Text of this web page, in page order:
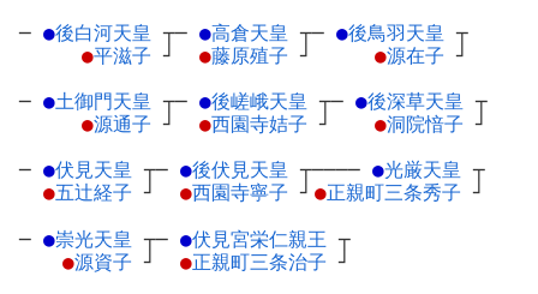
─ ●後白河天皇 ┬
●平滋子 ┘
─ ●高倉天皇 ┬
●藤原殖子 ┘
─ ●後鳥羽天皇 ┬
●源在子 ┘
─ ●土御門天皇 ┬
●源通子 ┘
─ ●後嵯峨天皇 ┬
●西園寺姞子 ┘
─ ●後深草天皇 ┬
●洞院愔子 ┘
─ ●伏見天皇 ┬
●五辻経子 ┘
─ ●後伏見天皇 ┬
●西園寺寧子 ┘
──── ●光厳天皇 ┬
●正親町三条秀子 ┘
─ ●崇光天皇 ┬
●源資子 ┘
─ ●伏見宮栄仁親王 ┬
●正親町三条治子 ┘